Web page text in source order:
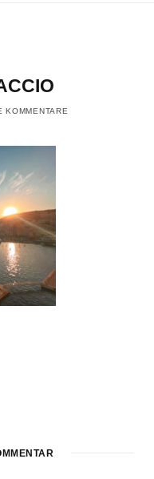
KOMMENTARE